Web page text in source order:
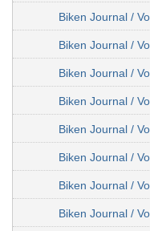
Biken Journal /
Biken Journal /
Biken Journal /
Biken Journal /
Biken Journal /
Biken Journal /
Biken Journal /
Biken Journal /